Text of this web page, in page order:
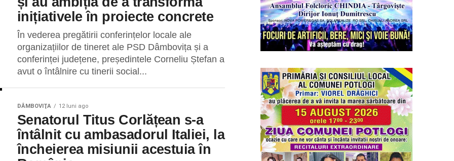
inițiativele în proiecte concrete
În vederea pregătirii conferințelor locale ale
organizațiilor de tineret ale PSD Dâmbovița și a
conferinței județene, președintele Corneliu Ștefan a
avut o întâlnire cu tinerii social...
DÂMBOVIŢA 12 luni ago
Senatorul Titus Corlățean s-a
întâlnit cu ambasadorul Italiei, la
încheierea misiunii acestuia în